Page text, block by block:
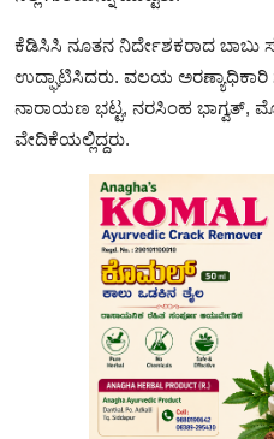
ಕೆಡಿಸಿಸಿ ನೂತನ ನಿರ್ದೇಶಕರಾದ ಬಾಬು
ಉದ್ಘಾಟಿಸಿದರು. ವಲಯ ಅರಣ್ಯಾಧಿಕಾರಿ
ನಾರಾಯಣ ಭಟ್ಟ, ನರಸಿಂಹ ಭಾಗ್ವತ್,
ವೇದಿಕೆಯಲ್ಲಿದ್ದರು.